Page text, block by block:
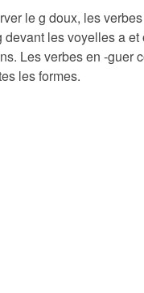
le g doux, les
devant les voyelles a et
Les verbes en -guer
les formes.